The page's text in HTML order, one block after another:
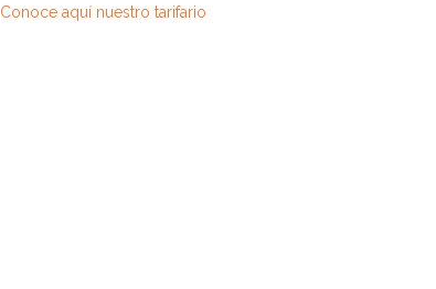
Conoce aquí nuestro tarifario